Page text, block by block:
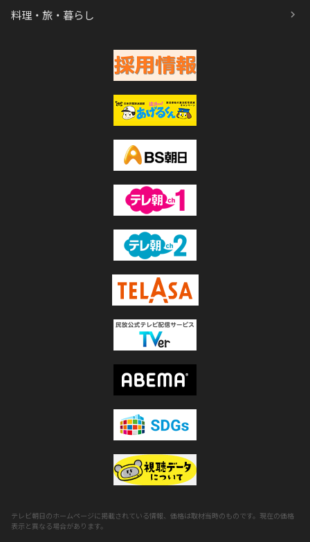
料理・旅・暮らし
テレビ朝日のホームページに掲載されている情報、価格は取材当時のものです。現在の価格
表示と異なる場合があります。